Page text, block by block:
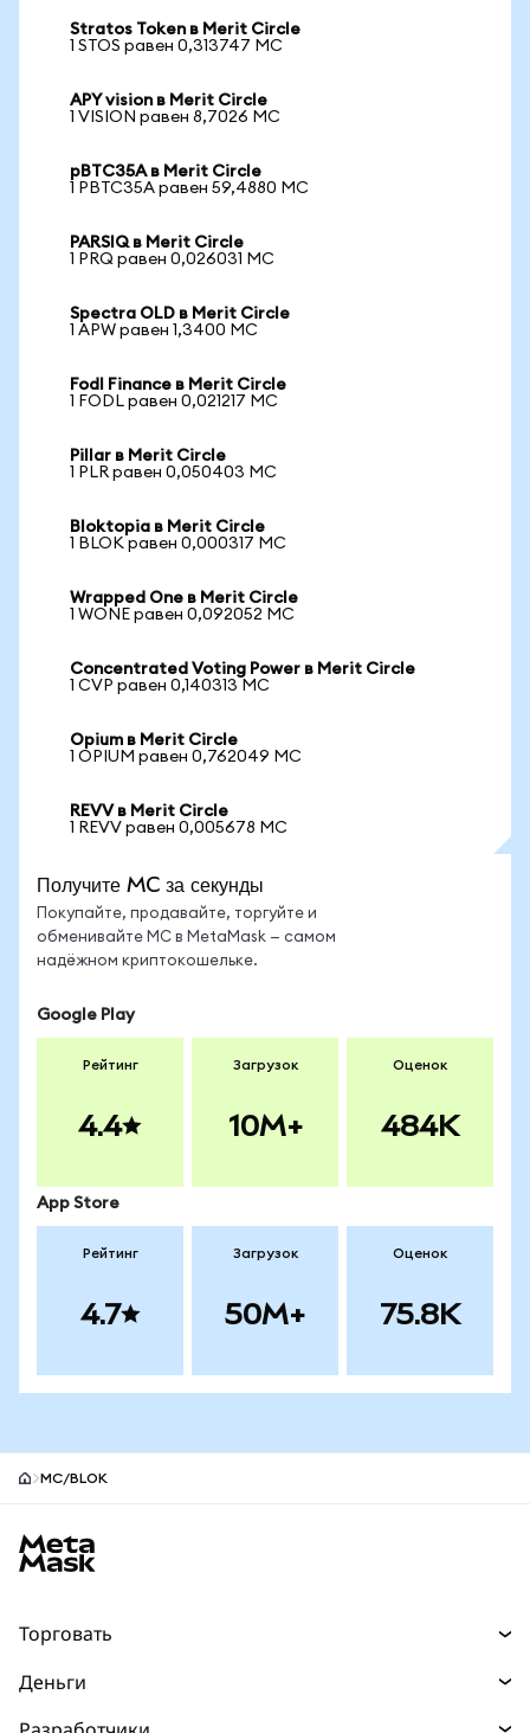
Stratos Token в Merit Circle
1 STOS равен 0,313747 MC
APY vision в Merit Circle
1 VISION равен 8,7026 MC
pBTC35A в Merit Circle
1 PBTC35A равен 59,4880 MC
PARSIQ в Merit Circle
1 PRQ равен 0,026031 MC
Spectra OLD в Merit Circle
1 APW равен 1,3400 MC
Fodl Finance в Merit Circle
1 FODL равен 0,021217 MC
Pillar в Merit Circle
1 PLR равен 0,050403 MC
Bloktopia в Merit Circle
1 BLOK равен 0,000317 MC
Wrapped One в Merit Circle
1 WONE равен 0,092052 MC
Concentrated Voting Power в Merit Circle
1 CVP равен 0,140313 MC
Opium в Merit Circle
1 OPIUM равен 0,762049 MC
REVV в Merit Circle
1 REVV равен 0,005678 MC
Получите MC за секунды
Покупайте, продавайте, торгуйте и
обменивайте MC в MetaMask — самом
надёжном криптокошельке.
Google Play
Рейтинг
4.4
Загрузок
10M+
Оценок
484K
App Store
Рейтинг
4.7
Загрузок
50M+
Оценок
75.8K
MC/BLOK
Торговать
Деньги